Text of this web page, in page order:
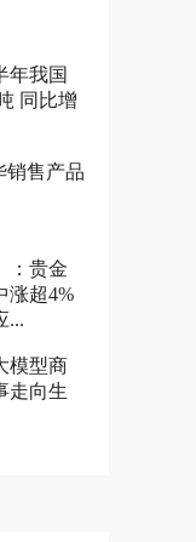
年我国
同比增
销售产品
：贵金
涨超4%
...
模型商
走向生